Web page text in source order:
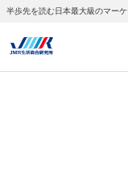
半歩先を読む日本最大級のマー